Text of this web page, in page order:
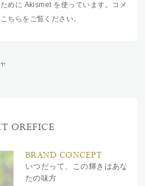
めに Akismet を使っています。
コメ
ちらをご覧ください。
OREFICE
BRAND CONCEPT
いつだって、この輝きはあな
たの味方